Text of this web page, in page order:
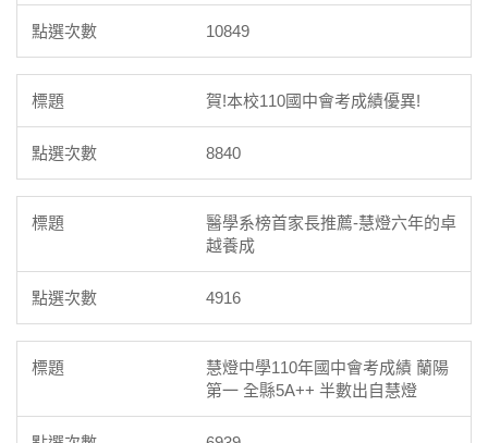
10849
賀!本校110國中會考成績優異!
8840
醫學系榜首家長推薦-慧燈六年的卓
越養成
4916
慧燈中學110年國中會考成績 蘭陽
第一 全縣5A++ 半數出自慧燈